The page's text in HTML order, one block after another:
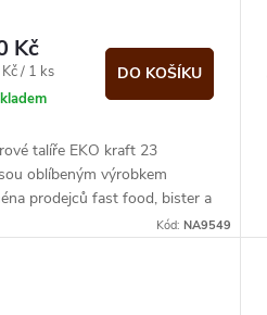
Kč
/ 1 ks
DO KOŠÍKU
talíře EKO kraft 23
oblíbeným výrobkem
prodejců fast food, bister a
Kód:NA9549